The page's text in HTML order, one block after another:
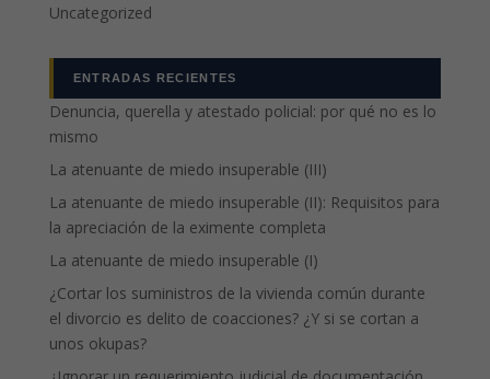
Uncategorized
ENTRADAS RECIENTES
Denuncia, querella y atestado policial: por qué no es lo
mismo
La atenuante de miedo insuperable (III)
La atenuante de miedo insuperable (II): Requisitos para
la apreciación de la eximente completa
La atenuante de miedo insuperable (I)
¿Cortar los suministros de la vivienda común durante
el divorcio es delito de coacciones? ¿Y si se cortan a
unos okupas?